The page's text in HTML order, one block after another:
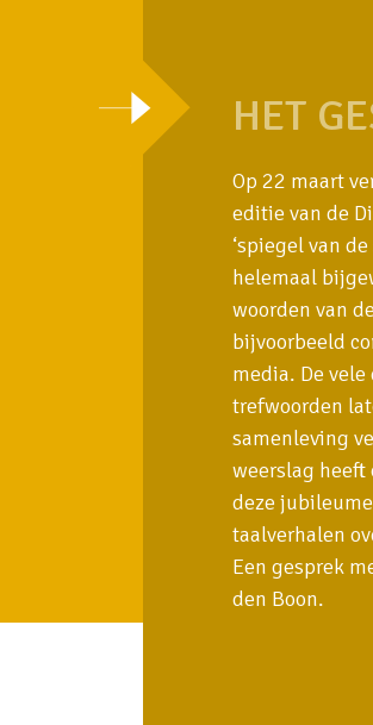
HET
Op 22 maart
editie van de
‘spiegel van
helemaal
woorden van
bijvoorbeeld
media. De
trefwoorden
samenleving
weerslag heeft
deze
taalverhalen
Een gesprek
den Boon.